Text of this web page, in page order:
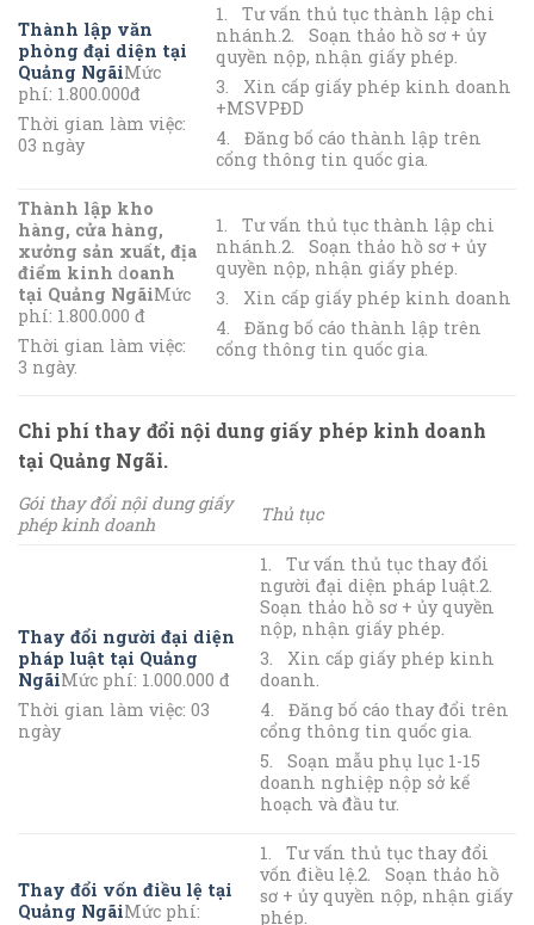
Thành lập văn
phòng đại diện tại
Quảng NgãiMức
phí: 1.800.000đ
Thời gian làm việc:
03 ngày
1. Tư vấn thủ tục thành lập chi
nhánh.2. Soạn thảo hồ sơ + ủy
quyền nộp, nhận giấy phép.
3. Xin cấp giấy phép kinh doanh
+MSVPĐD
4. Đăng bố cáo thành lập trên
cổng thông tin quốc gia.
Thành lập kho
hàng, cửa hàng,
xưởng sản xuất, địa
điểm kinh doanh
tại Quảng NgãiMức
phí: 1.800.000 đ
Thời gian làm việc:
3 ngày.
1. Tư vấn thủ tục thành lập chi
nhánh.2. Soạn thảo hồ sơ + ủy
quyền nộp, nhận giấy phép.
3. Xin cấp giấy phép kinh doanh
4. Đăng bố cáo thành lập trên
cổng thông tin quốc gia.
Chi phí thay đổi nội dung giấy phép kinh doanh
tại Quảng Ngãi.
Gói thay đổi nội dung giấy
phép kinh doanh
Thủ tục
Thay đổi người đại diện
pháp luật tại Quảng
NgãiMức phí: 1.000.000 đ
Thời gian làm việc: 03
ngày
1. Tư vấn thủ tục thay đổi
người đại diện pháp luật.2.
Soạn thảo hồ sơ + ủy quyền
nộp, nhận giấy phép.
3. Xin cấp giấy phép kinh
doanh.
4. Đăng bố cáo thay đổi trên
cổng thông tin quốc gia.
5. Soạn mẫu phụ lục 1-15
doanh nghiệp nộp sở kế
hoạch và đầu tư.
Thay đổi vốn điều lệ tại
Quảng NgãiMức phí:
1. Tư vấn thủ tục thay đổi
vốn điều lệ.2. Soạn thảo hồ
sơ + ủy quyền nộp, nhận giấy
phép.